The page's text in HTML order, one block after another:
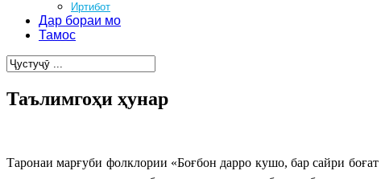
Иртибот
Дар бораи мо
Тамос
Таълимгоҳи ҳунар
Таронаи марғуби фолклории «Боғбон дарро кушо, бар сайри